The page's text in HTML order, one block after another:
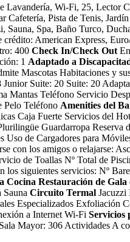
Lavandería, Wi-Fi, 25, Lector
Cafetería, Pista de Tenis,
Sauna, Spa, Baño Turco,
American Express,
400 Check In/Check Out
1 Adaptado a
Mascotas Habitaciones y
Suite: 20 Suite: 20
Mantas Teléfono Servicio
Pelo Teléfono Amenities del
Caja Fuerte Servicios del
Guardarropa Reserva
Uso de Cargadores para
con los amigos o relajarse:
de Toallas Nº Total de
los siguientes servicios: Nº
Cocina Restauración de Gala
Sauna Circuito Termal Jacuzzi
Especializados Exfoliación
a Internet Wi-Fi Servicios
Mayor: 306 Actividades A